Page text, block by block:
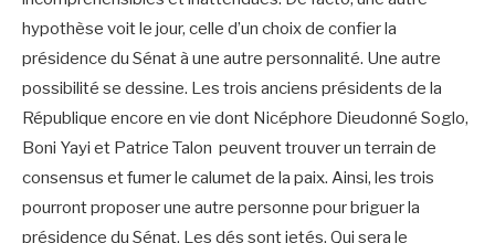
hypothèse voit le jour, celle d’un choix de confier la
présidence du Sénat à une autre personnalité. Une autre
possibilité se dessine. Les trois anciens présidents de la
République encore en vie dont Nicéphore Dieudonné Soglo,
Boni Yayi et Patrice Talon peuvent trouver un terrain de
consensus et fumer le calumet de la paix. Ainsi, les trois
pourront proposer une autre personne pour briguer la
présidence du Sénat. Les dés sont jetés. Qui sera le